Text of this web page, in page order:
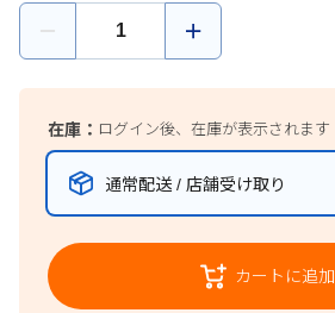
在庫： ログイン後、在庫が表示されます
通常配送 / 店舗受け取り
カートに追加